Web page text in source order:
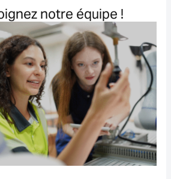
notre équipe !